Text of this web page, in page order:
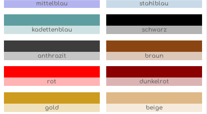
mittelblau stahlblau
kadettenblau schwarz
anthrazit braun
rot dunkelrot
gold beige